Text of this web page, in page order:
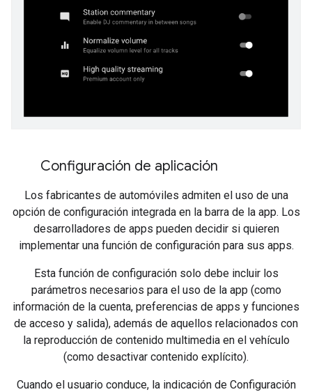
Configuración de aplicación
Los fabricantes de automóviles admiten el uso de una
opción de configuración integrada en la barra de la app. Los
desarrolladores de apps pueden decidir si quieren
implementar una función de configuración para sus apps.
Esta función de configuración solo debe incluir los
parámetros necesarios para el uso de la app (como
información de la cuenta, preferencias de apps y funciones
de acceso y salida), además de aquellos relacionados con
la reproducción de contenido multimedia en el vehículo
(como desactivar contenido explícito).
Cuando el usuario conduce, la indicación de Configuración